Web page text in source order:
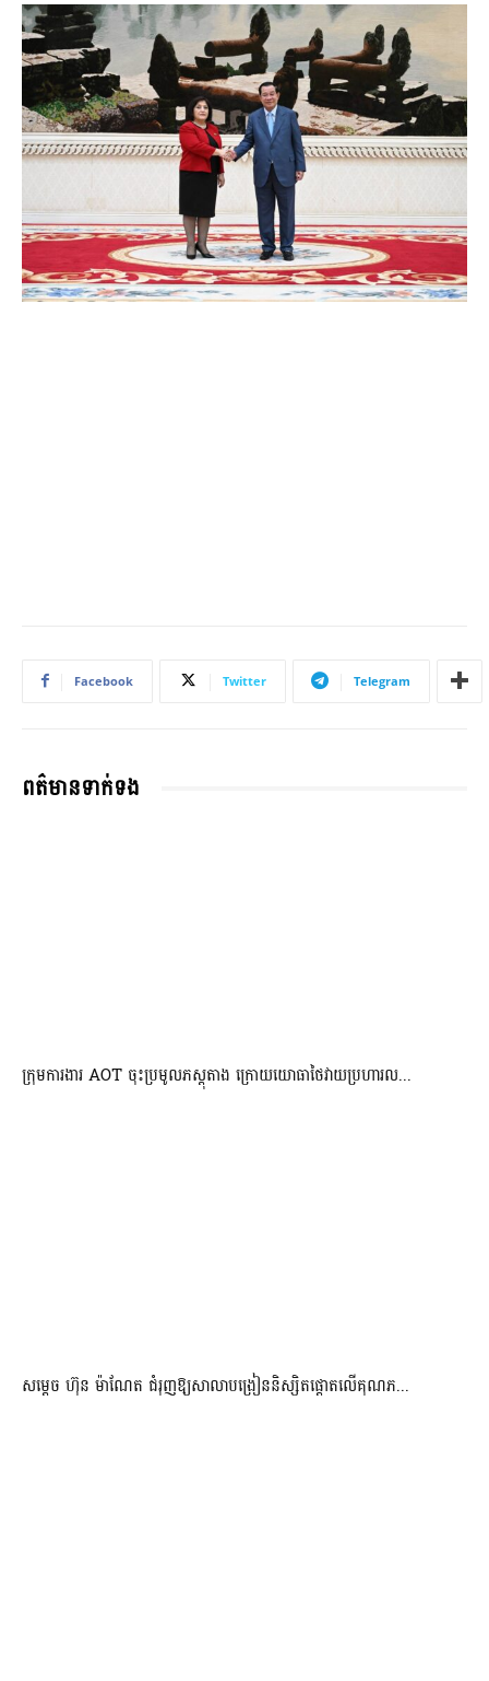
Facebook Twitter Telegram
ពត៌មានទាក់ទង
ក្រុមការងារ AOT ចុះប្រមូលភស្តុតាង ក្រោយយោធាថៃវាយប្រហារល...
សម្តេច ហ៊ុន ម៉ាណែត ជំរុញឱ្យសាលាបង្រៀននិស្សិតផ្តោតលើគុណភ...